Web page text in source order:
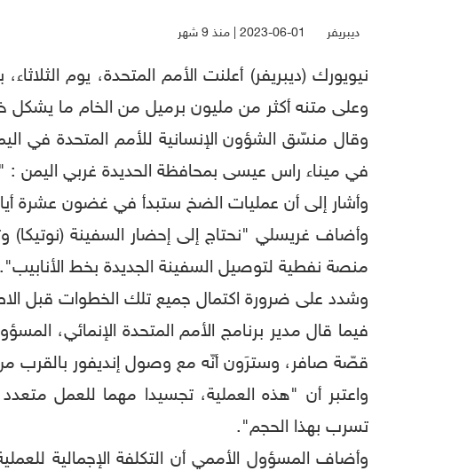
ديبريفر 2023-06-01 | منذ 9 شهر
نيويورك (ديبريفر) أعلنت الأمم المتحدة، يوم
وعلى متنه أكثر من مليون برميل من الخام ما يشكل
وقال منسّق الشؤون الإنسانية للأمم المتحدة في
في ميناء راس عيسى بمحافظة الحديدة غربي اليمن :
وأشار إلى أن عمليات الضخ ستبدأ في غضون عشرة
وأضاف غريسلي "نحتاج إلى إحضار السفينة (نوتيكا)
منصة نفطية لتوصيل السفينة الجديدة بخط الأنابيب".
وشدد على ضرورة اكتمال جميع تلك الخطوات قبل
فيما قال مدير برنامج الأمم المتحدة الإنمائي،
قصّة صافر، وسترَون أنّه مع وصول إنديفور بالقرب
واعتبر أن "هذه العملية، تجسيدا مهما للعمل
تسرب بهذا الحجم".